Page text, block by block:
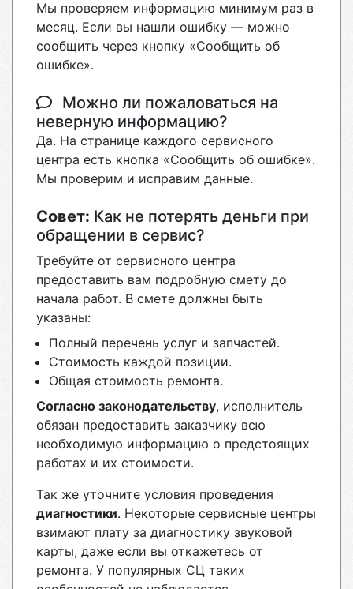
Мы проверяем информацию минимум раз в
месяц. Если вы нашли ошибку — можно
сообщить через кнопку «Сообщить об
ошибке».
Можно ли пожаловаться на
неверную информацию?
Да. На странице каждого сервисного
центра есть кнопка «Сообщить об ошибке».
Мы проверим и исправим данные.
Совет: Как не потерять деньги при
обращении в сервис?
Требуйте от сервисного центра
предоставить вам подробную смету до
начала работ. В смете должны быть
указаны:
Полный перечень услуг и запчастей.
Стоимость каждой позиции.
Общая стоимость ремонта.
Согласно законодательству, исполнитель
обязан предоставить заказчику всю
необходимую информацию о предстоящих
работах и их стоимости.
Так же уточните условия проведения
диагностики. Некоторые сервисные центры
взимают плату за диагностику звуковой
карты, даже если вы откажетесь от
ремонта. У популярных СЦ таких